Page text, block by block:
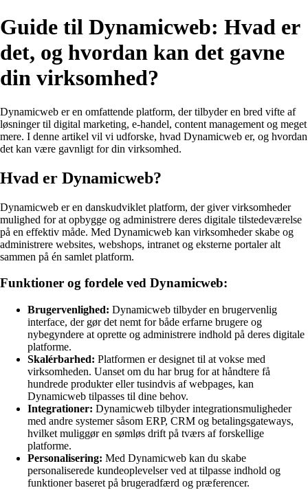
Guide til Dynamicweb: Hvad er
det, og hvordan kan det gavne
din virksomhed?
Dynamicweb er en omfattende platform, der tilbyder en bred vifte af
løsninger til digital marketing, e-handel, content management og meget
mere. I denne artikel vil vi udforske, hvad Dynamicweb er, og hvordan
det kan være gavnligt for din virksomhed.
Hvad er Dynamicweb?
Dynamicweb er en danskudviklet platform, der giver virksomheder
mulighed for at opbygge og administrere deres digitale tilstedeværelse
på en effektiv måde. Med Dynamicweb kan virksomheder skabe og
administrere websites, webshops, intranet og eksterne portaler alt
sammen på én samlet platform.
Funktioner og fordele ved Dynamicweb:
Brugervenlighed: Dynamicweb tilbyder en brugervenlig
interface, der gør det nemt for både erfarne brugere og
nybegyndere at oprette og administrere indhold på deres digitale
platforme.
Skalérbarhed: Platformen er designet til at vokse med
virksomheden. Uanset om du har brug for at håndtere få
hundrede produkter eller tusindvis af webpages, kan
Dynamicweb tilpasses til dine behov.
Integrationer: Dynamicweb tilbyder integrationsmuligheder
med andre systemer såsom ERP, CRM og betalingsgateways,
hvilket muliggør en sømløs drift på tværs af forskellige
platforme.
Personalisering: Med Dynamicweb kan du skabe
personaliserede kundeoplevelser ved at tilpasse indhold og
funktioner baseret på brugeradfærd og præferencer.